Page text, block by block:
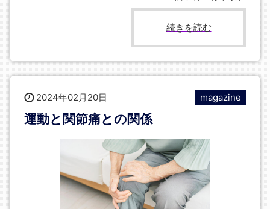
続きを読む
2024年02月20日 magazine
運動と関節痛との関係